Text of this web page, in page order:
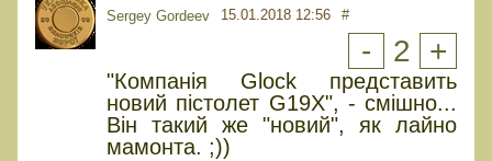
Sergey Gordeev 15.01.2018 12:56 #
- 2 +
"Компанія Glock представить
новий пістолет G19X", - смішно...
Він такий же "новий", як лайно
мамонта. ;))